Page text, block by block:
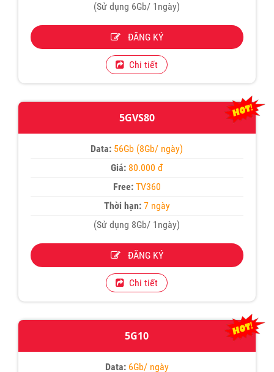
(Sử dụng 6Gb/ 1ngày)
ĐĂNG KÝ
Chi tiết
5GVS80
Data: 56Gb (8Gb/ ngày)
Giá: 80.000 đ
Free: TV360
Thời hạn:7 ngày
(Sử dụng 8Gb/ 1ngày)
ĐĂNG KÝ
Chi tiết
5G10
Data: 6Gb/ ngày